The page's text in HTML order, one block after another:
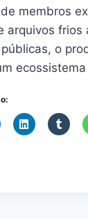
membros
arquivos frios
o